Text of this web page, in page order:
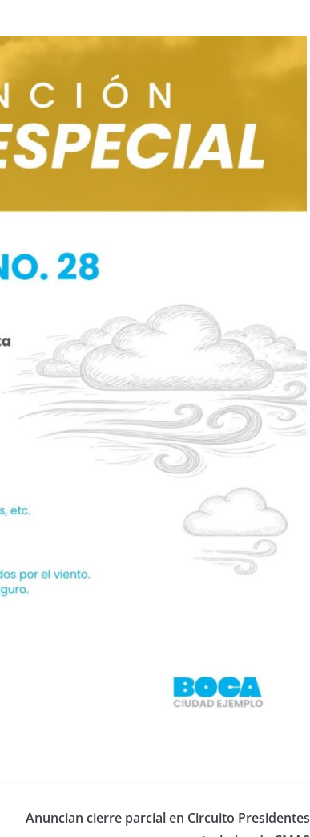
Anuncian cierre parcial en Circuito Presidentes